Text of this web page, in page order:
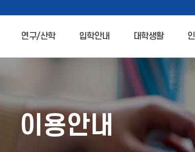
연구/산학 입학안내 대학생활
이용안내